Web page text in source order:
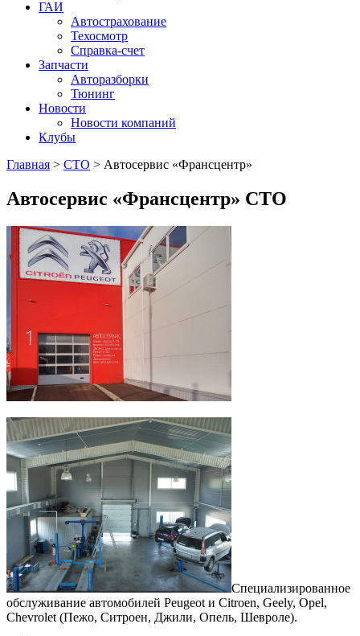
ГАИ
Автострахование
Техосмотр
Справка-счет
Запчасти
Авторазборки
Тюнинг
Новости
Новости компаний
Клубы
Главная > СТО > Автосервис «Франсцентр»
Автосервис «Франсцентр» СТО
Специализированное
обслуживание автомобилей Peugeot и Citroen, Geely, Opel,
Chevrolet (Пежо, Ситроен, Джили, Опель, Шевроле).